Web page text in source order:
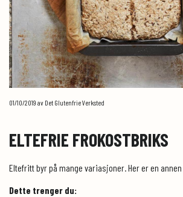
01/10/2019 av Det Glutenfrie Verksted
ELTEFRIE FROKOSTBRIKS
Eltefritt byr på mange variasjoner. Her er en
Dette trenger du: